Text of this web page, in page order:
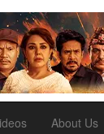
About Us